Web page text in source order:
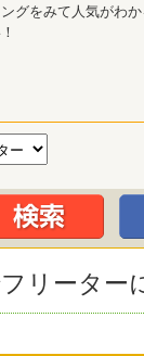
グをみて人気がわ
リーター